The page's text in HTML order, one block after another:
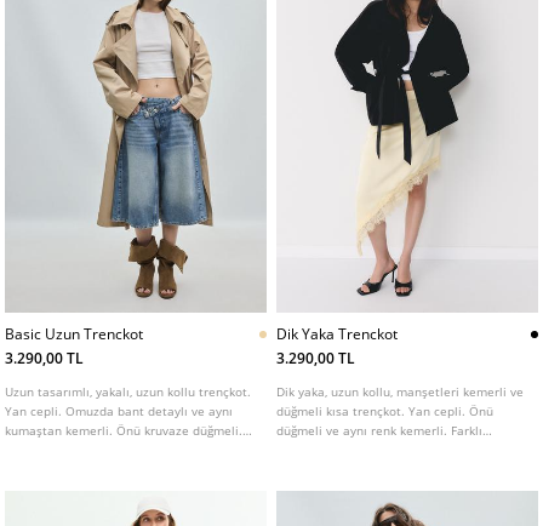
Basic Uzun Trenckot
3.290,00 TL
Uzun tasarımlı, yakalı, uzun kollu trençkot.
Yan cepli. Omuzda bant detaylı ve aynı
kumaştan kemerli. Önü kruvaze düğmeli.
Dik Yaka Trenckot
3.290,00 TL
Dik yaka, uzun kollu, manşetleri kemerli ve
düğmeli kısa trençkot. Yan cepli. Önü
düğmeli ve aynı renk kemerli. Farklı